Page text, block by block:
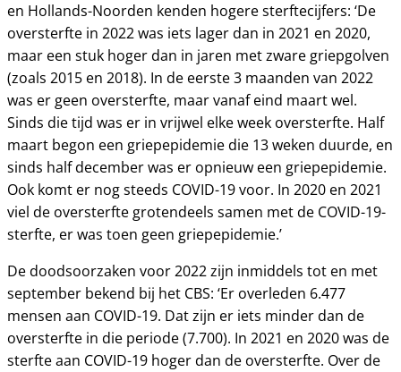
en Hollands-Noorden kenden hogere sterftecijfers: ‘De
oversterfte in 2022 was iets lager dan in 2021 en 2020,
maar een stuk hoger dan in jaren met zware griepgolven
(zoals 2015 en 2018). In de eerste 3 maanden van 2022
was er geen oversterfte, maar vanaf eind maart wel.
Sinds die tijd was er in vrijwel elke week oversterfte. Half
maart begon een griepepidemie die 13 weken duurde, en
sinds half december was er opnieuw een griepepidemie.
Ook komt er nog steeds COVID-19 voor. In 2020 en 2021
viel de oversterfte grotendeels samen met de COVID-19-
sterfte, er was toen geen griepepidemie.’
De doodsoorzaken voor 2022 zijn inmiddels tot en met
september bekend bij het CBS: ‘Er overleden 6.477
mensen aan COVID-19. Dat zijn er iets minder dan de
oversterfte in die periode (7.700). In 2021 en 2020 was de
sterfte aan COVID-19 hoger dan de oversterfte. Over de